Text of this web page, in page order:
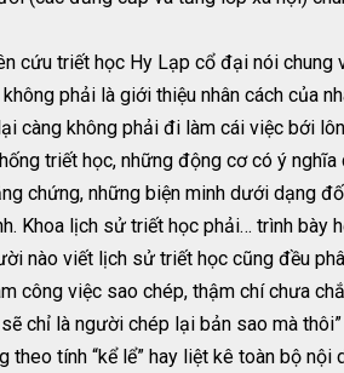
cứu triết học Hy Lạp cổ đại nói
phải là giới thiệu nhân cách của
càng không phải đi làm cái việc bới
triết học, những động cơ có ý
chứng, những biện minh dưới dạng
Khoa lịch sử triết học phải… trình bày
nào viết lịch sử triết học cũng đều
công việc sao chép, thậm chí chưa
chỉ là người chép lại bản sao mà
tính “kể lể” hay liệt kê toàn bộ